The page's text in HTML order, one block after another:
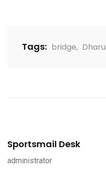
Tags: bridge,
Sportsmail Desk
administrator